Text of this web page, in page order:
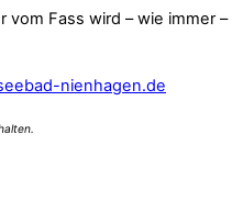
vom Fass wird – wie immer –
nienhagen.de